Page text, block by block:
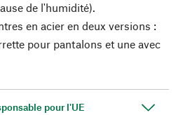
de l'humidité).
en acier en deux versions :
pour pantalons et une avec
pour l'UE